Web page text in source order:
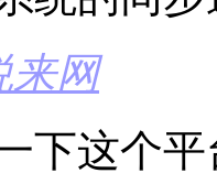
来网
下这个